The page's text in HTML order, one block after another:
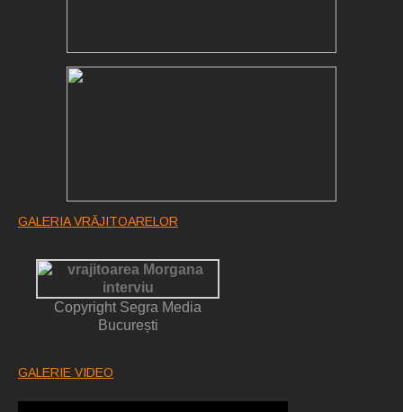
GALERIA VRĂJITOARELOR
Copyright Segra Media
București
GALERIE VIDEO